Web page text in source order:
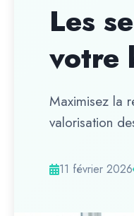
Les
votre
Maximisez la
valorisation
11 février 2026